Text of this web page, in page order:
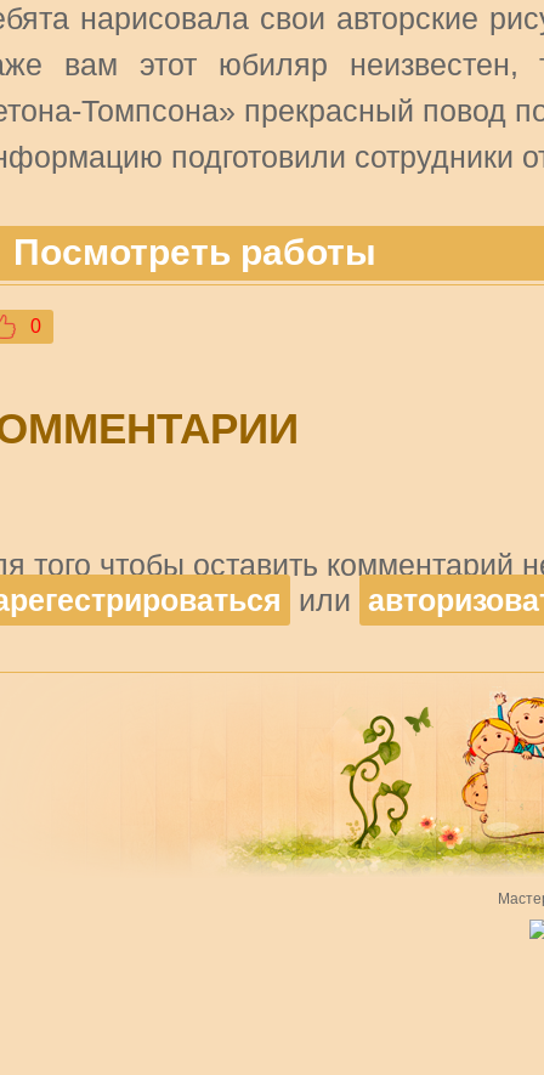
нарисовала свои авторские
вам этот юбиляр неизвестен,
Томпсона» прекрасный повод
подготовили сотрудники
Посмотреть работы
0
того чтобы оставить комментарий
или